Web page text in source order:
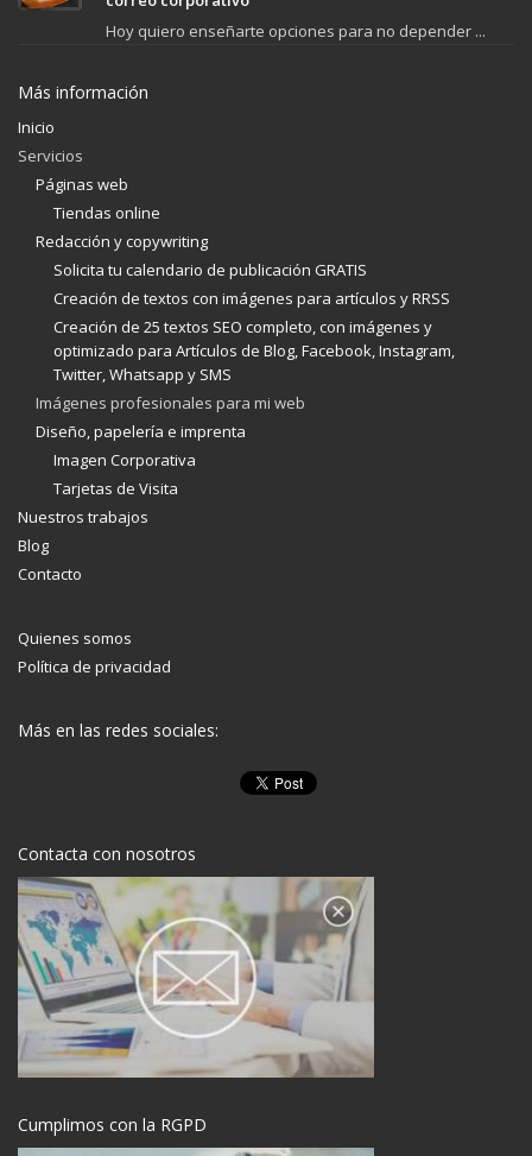
Hoy quiero enseñarte opciones para no depender ...
Más información
Inicio
Servicios
Páginas web
Tiendas online
Redacción y copywriting
Solicita tu calendario de publicación GRATIS
Creación de textos con imágenes para artículos y RRSS
Creación de 25 textos SEO completo, con imágenes y
optimizado para Artículos de Blog, Facebook, Instagram,
Twitter, Whatsapp y SMS
Imágenes profesionales para mi web
Diseño, papelería e imprenta
Imagen Corporativa
Tarjetas de Visita
Nuestros trabajos
Blog
Contacto
Quienes somos
Política de privacidad
Más en las redes sociales:
Contacta con nosotros
Cumplimos con la RGPD